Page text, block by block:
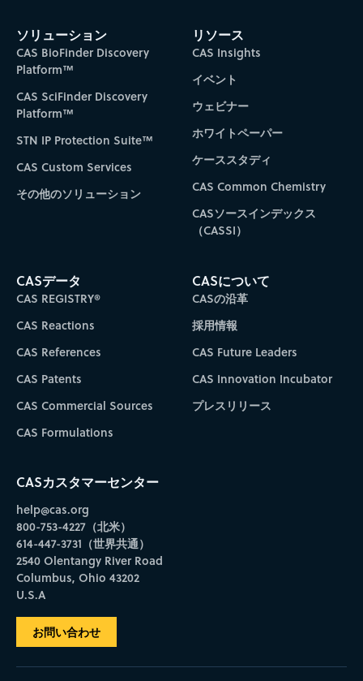
ソリューション
CAS BioFinder Discovery
Platform™
CAS SciFinder Discovery
Platform™
STN IP Protection Suite™
CAS Custom Services
その他のソリューション
リソース
CAS Insights
イベント
ウェビナー
ホワイトペーパー
ケーススタディ
CAS Common Chemistry
CASソースインデックス
（CASSI）
CASデータ
CAS REGISTRY®
CAS Reactions
CAS References
CAS Patents
CAS Commercial Sources
CAS Formulations
CASについて
CASの沿革
採用情報
CAS Future Leaders
CAS Innovation Incubator
プレスリリース
CASカスタマーセンター
help@cas.org
800-753-4227（北米）
614-447-3731（世界共通）
2540 Olentangy River Road
Columbus, Ohio 43202
U.S.A
お問い合わせ